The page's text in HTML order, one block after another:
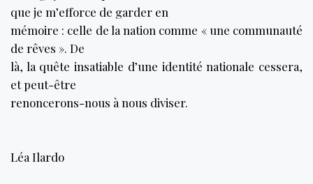
que je m’efforce de garder en
mémoire : celle de la nation comme « une communauté
de rêves ». De
là, la quête insatiable d’une identité nationale cessera,
et peut-être
renoncerons-nous à nous diviser.
Léa Ilardo